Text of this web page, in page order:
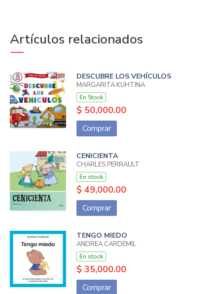
Artículos relacionados
DESCUBRE LOS VEHÍCULOS
MARGARITA KUHTINA
En Stock
$ 50,000.00
Comprar
CENICIENTA
CHARLES PERRAULT
En stock
$ 49,000.00
Comprar
TENGO MIEDO
ANDREA CARDEMIL
En stock
$ 35,000.00
Comprar